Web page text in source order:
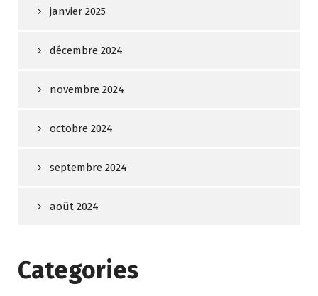
janvier 2025
décembre 2024
novembre 2024
octobre 2024
septembre 2024
août 2024
Categories